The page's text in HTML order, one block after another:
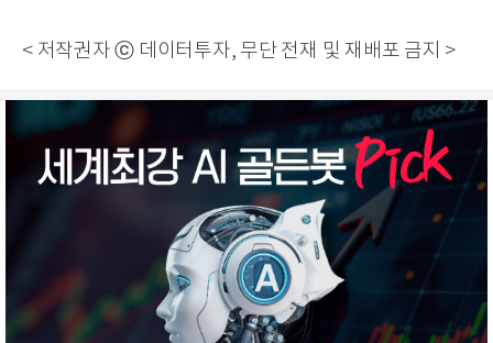
< 저작권자 ⓒ 데이터투자, 무단 전재 및 재배포 금지 >